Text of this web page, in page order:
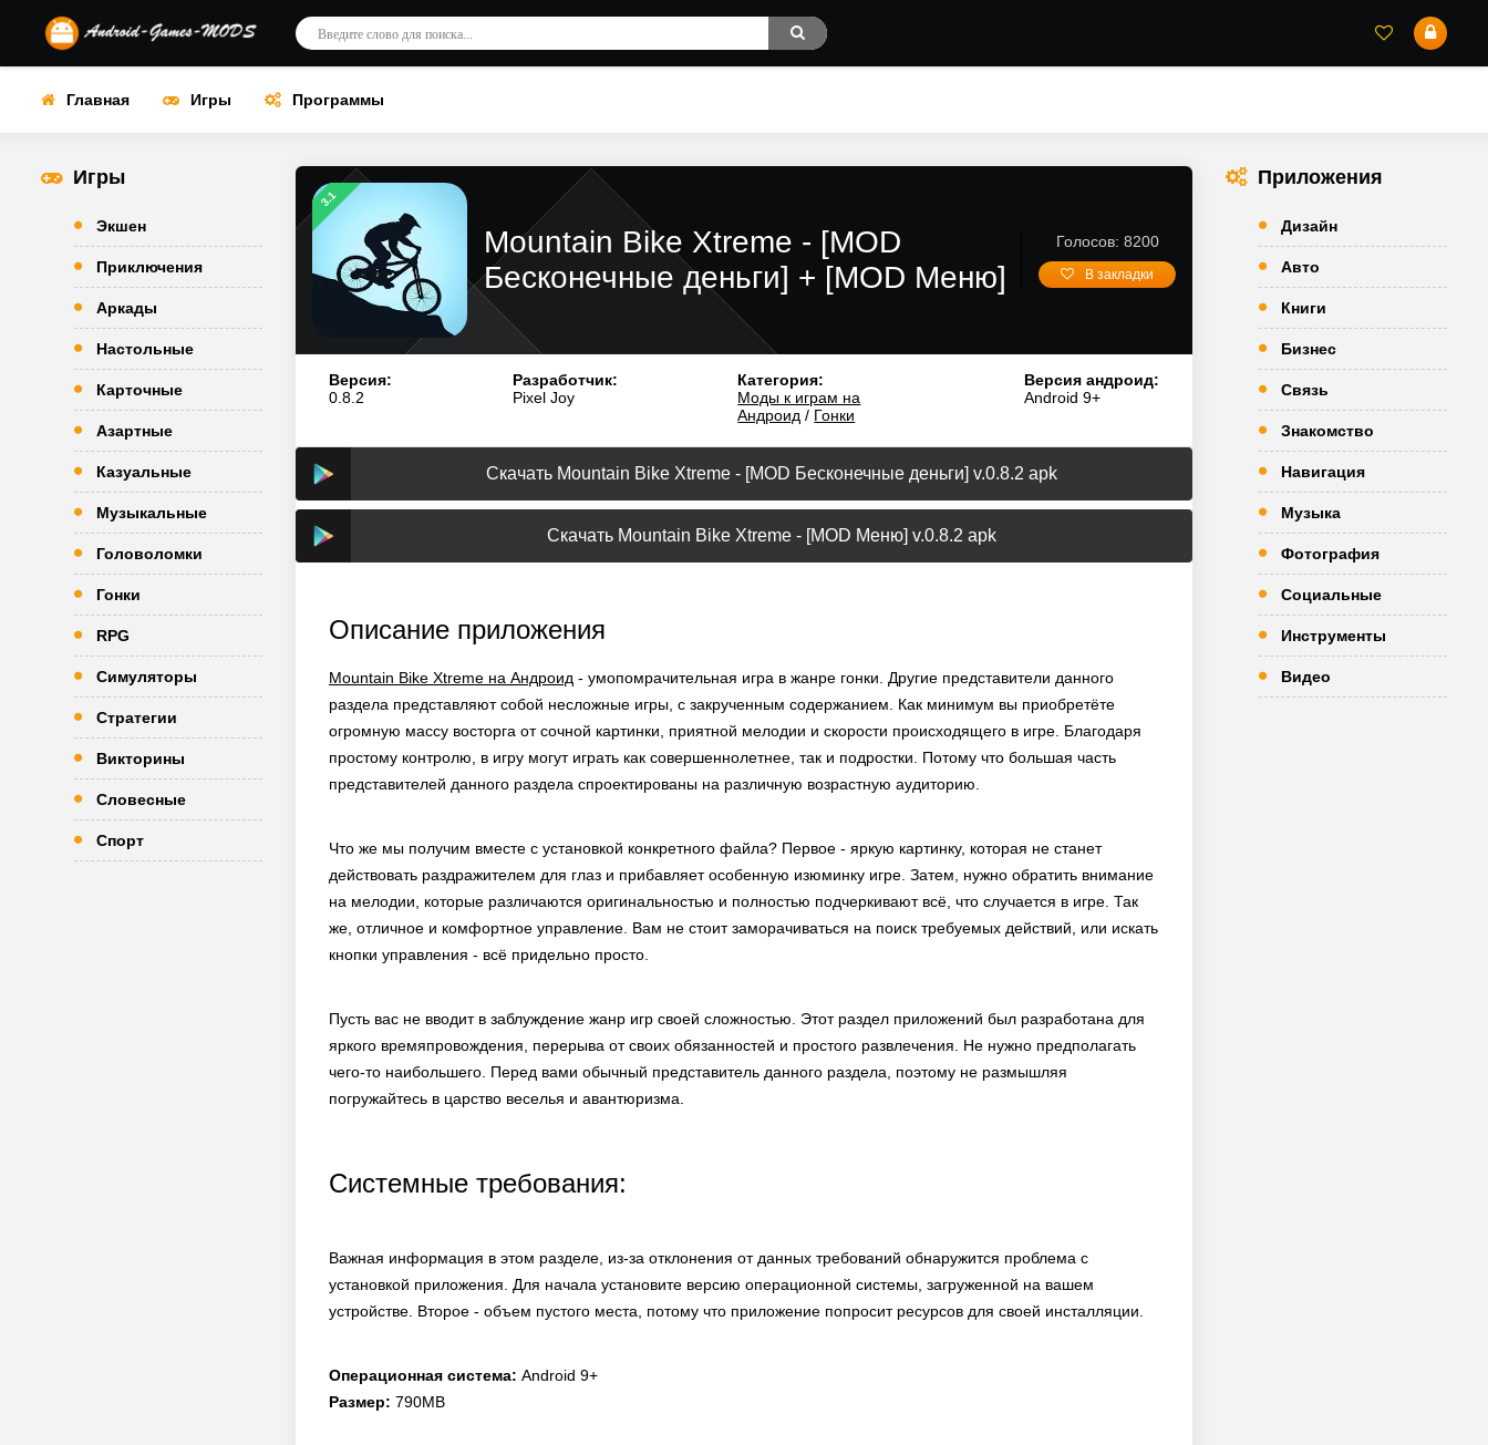
Главная Игры Программы
Игры
Экшен
Приключения
Аркады
Настольные
Карточные
Азартные
Казуальные
Музыкальные
Головоломки
Гонки
RPG
Симуляторы
Стратегии
Викторины
Словесные
Спорт
3.1
Mountain Bike Xtreme - [MOD
Бесконечные деньги] + [MOD Меню]
Голосов: 8200
В закладки
Версия:
0.8.2
Разработчик:
Pixel Joy
Категория:
Моды к играм на
Андроид / Гонки
Версия андроид:
Android 9+
Скачать Mountain Bike Xtreme - [MOD Бесконечные деньги] v.0.8.2 apk
Скачать Mountain Bike Xtreme - [MOD Меню] v.0.8.2 apk
Описание приложения
Mountain Bike Xtreme на Андроид - умопомрачительная игра в жанре гонки. Другие представители данного
раздела представляют собой несложные игры, с закрученным содержанием. Как минимум вы приобретёте
огромную массу восторга от сочной картинки, приятной мелодии и скорости происходящего в игре. Благодаря
простому контролю, в игру могут играть как совершеннолетнее, так и подростки. Потому что большая часть
представителей данного раздела спроектированы на различную возрастную аудиторию.
Что же мы получим вместе с установкой конкретного файла? Первое - яркую картинку, которая не станет
действовать раздражителем для глаз и прибавляет особенную изюминку игре. Затем, нужно обратить внимание
на мелодии, которые различаются оригинальностью и полностью подчеркивают всё, что случается в игре. Так
же, отличное и комфортное управление. Вам не стоит заморачиваться на поиск требуемых действий, или искать
кнопки управления - всё придельно просто.
Пусть вас не вводит в заблуждение жанр игр своей сложностью. Этот раздел приложений был разработана для
яркого времяпровождения, перерыва от своих обязанностей и простого развлечения. Не нужно предполагать
чего-то наибольшего. Перед вами обычный представитель данного раздела, поэтому не размышляя
погружайтесь в царство веселья и авантюризма.
Системные требования:
Важная информация в этом разделе, из-за отклонения от данных требований обнаружится проблема с
установкой приложения. Для начала установите версию операционной системы, загруженной на вашем
устройстве. Второе - объем пустого места, потому что приложение попросит ресурсов для своей инсталляции.
Операционная система: Android 9+
Размер: 790MB
Приложения
Дизайн
Авто
Книги
Бизнес
Связь
Знакомство
Навигация
Музыка
Фотография
Социальные
Инструменты
Видео